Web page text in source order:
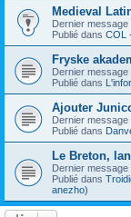
Medieval
Dernier message
Publié dans COL
Fryske
Dernier message
Publié dans
Ajouter
Dernier message
Publié dans
Le Breton,
Dernier message
Publié dans
anezho)